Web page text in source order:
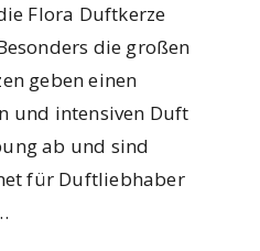
Flora Duftkerze
die großen
geben einen
und intensiven Duft
ab und sind
für Duftliebhaber